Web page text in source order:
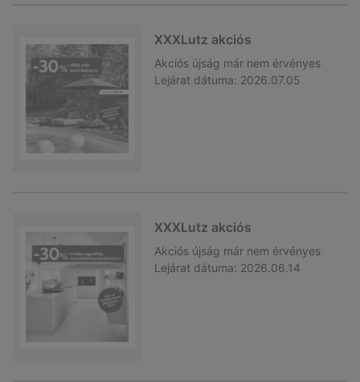
XXXLutz akciós
Akciós újság már nem érvényes
Lejárat dátuma: 2026.07.05
XXXLutz akciós
Akciós újság már nem érvényes
Lejárat dátuma: 2026.06.14